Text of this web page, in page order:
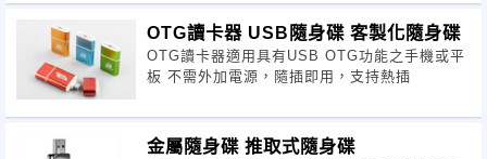
OTG讀卡器 USB隨身碟 客製化隨身碟
OTG讀卡器適用具有USB OTG功能之手機或平
板 不需外加電源，隨插即用，支持熱插
金屬隨身碟 推取式隨身碟